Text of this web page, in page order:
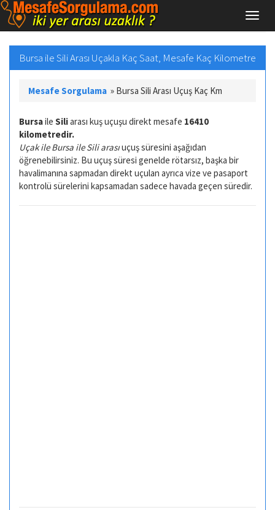
Bursa ile Sili Arası Uçakla Kaç Saat, Mesafe Kaç Kilometre
Mesafe Sorgulama » Bursa Sili Arası Uçuş Kaç Km
Bursaile Siliarası kuş uçuşu direkt mesafe 16410
kilometredir.
Uçak ile Bursa ile Sili arasıuçuş süresini aşağıdan
öğrenebilirsiniz. Bu uçuş süresi genelde rötarsız, başka bir
havalimanına sapmadan direkt uçulan ayrıca vize ve pasaport
kontrolü sürelerini kapsamadan sadece havada geçen süredir.